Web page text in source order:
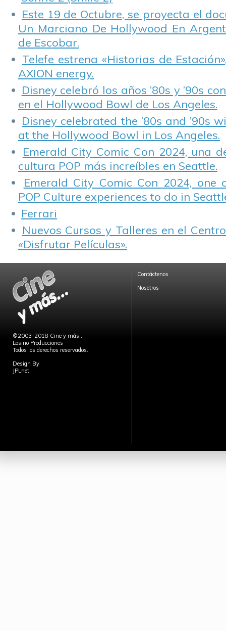
Este 19 de Octubre, se proyecta el
Un Marciano De Hollywood En
de Escobar.
Telefe estrena «Historias de
AXION energy.
Disney celebró los años ’80s y ’90s
en el Hollywood Bowl de Los Angeles.
Disney celebrated the ’80s and ’90s
at the Hollywood Bowl in Los Angeles.
Emerald City Comic Con 2024, una
cultura POP más increíbles en Seattle.
Emerald City Comic Con 2024,
POP Culture experiences to do in
Ferrari
Nuevos Cursos y Talleres en el
«Disfrutar Películas».
©2003-2018 Cine y más...
Losino Producciones
Todos los derechos reservados.
Design By
JPLnet
Contáctenos
Nosotros